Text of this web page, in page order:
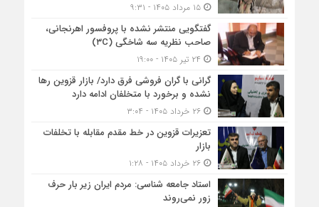
۱۵ مرداد ۱۴۰۵ - ۹:۳۱
گفتگویی منتشر نشده با پروفسور اهرنجانی،
صاحب نظریه سه‌ شاخگی (۳C)
گرانی با گران‌ فروشی فرق دارد/ بازار قزوین رها
نشده و برخورد با متخلفان ادامه دارد
۲۶ خرداد ۱۴۰۵ - ۳:۰۴
تعزیرات قزوین در خط مقدم مقابله با تخلفات
بازار
۲۶ خرداد ۱۴۰۵ - ۱:۲۸
استاد جامعه شناسی: مردم ایران زیر بار حرف
زور نمی‌روند